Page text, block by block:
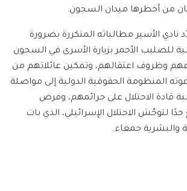
من أخطرها ميدان السجون.
نادي الأسير مطالباته المتكررة بضرورة
للصليب الأحمر بزيارة الأسرى في السجون
وظروف اعتقالهم، وتمكين عائلاتهم من
المنظومة الحقوقية الدولية إلى مواصلة
قادة الاحتلال على جرائمهم، وفرض
لتوحّش الاحتلال الإسرائيلي، الذي بات
والبشرية جمعاء.